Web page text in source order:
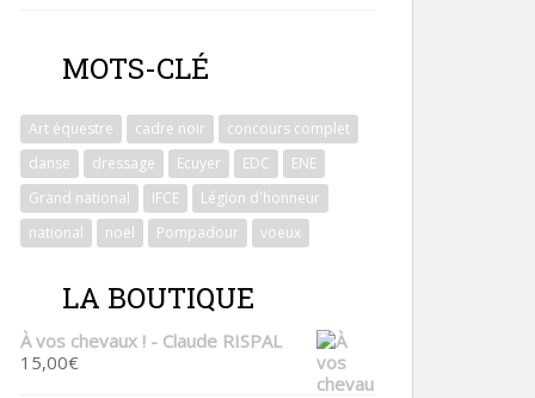
MOTS-CLÉ
Art équestre cadre noir
concours complet
danse
dressage Ecuyer EDC
ENE
Grand national
IFCE
Légion d'honneur
national
noël Pompadour voeux
LA BOUTIQUE
À vos chevaux ! - Claude RISPAL
15,00€